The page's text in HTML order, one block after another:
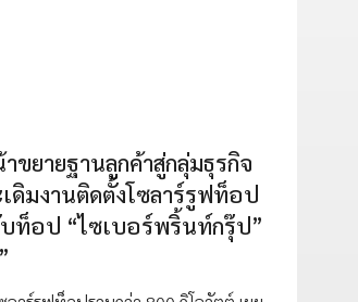
ขยายฐานลูกค้าสู่กลุ่มธุรกิจ
ดิมงานติดตั้งโซลาร์รูฟท็อป
ท็อป “ไซเบอร์พริ้นท์กรุ๊ป”